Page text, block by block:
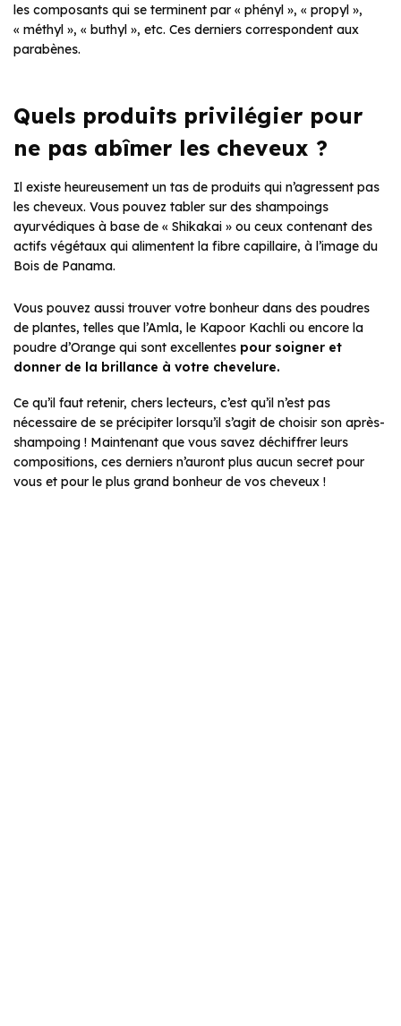
les composants qui se terminent par « phényl », « propyl »,
« méthyl », « buthyl », etc. Ces derniers correspondent aux
parabènes.
Quels produits privilégier pour
ne pas abîmer les cheveux ?
Il existe heureusement un tas de produits qui n’agressent pas
les cheveux. Vous pouvez tabler sur des shampoings
ayurvédiques à base de « Shikakai » ou ceux contenant des
actifs végétaux qui alimentent la fibre capillaire, à l’image du
Bois de Panama.
Vous pouvez aussi trouver votre bonheur dans des poudres
de plantes, telles que l’Amla, le Kapoor Kachli ou encore la
poudre d’Orange qui sont excellentes pour soigner et
donner de la brillance à votre chevelure.
Ce qu’il faut retenir, chers lecteurs, c’est qu’il n’est pas
nécessaire de se précipiter lorsqu’il s’agit de choisir son après-
shampoing ! Maintenant que vous savez déchiffrer leurs
compositions, ces derniers n’auront plus aucun secret pour
vous et pour le plus grand bonheur de vos cheveux !